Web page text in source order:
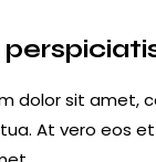
dolor sit amet,
At vero eos